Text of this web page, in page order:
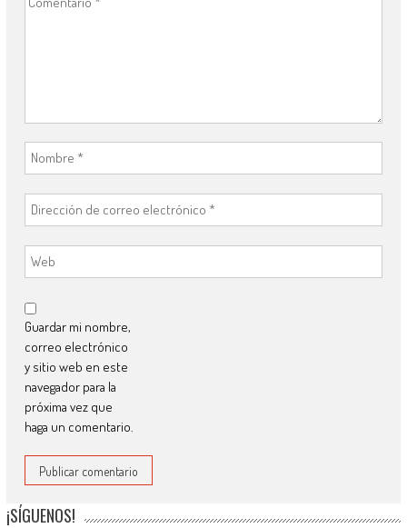
Guardar mi nombre,
correo electrónico
y sitio web en este
navegador para la
próxima vez que
haga un comentario.
¡SÍGUENOS!